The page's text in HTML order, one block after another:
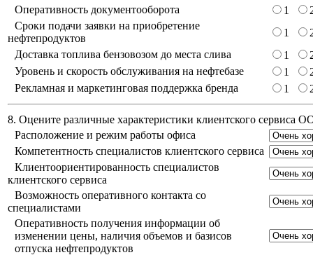
Оперативность документооборота
1
Сроки подачи заявки на приобретение
нефтепродуктов
1
Доставка топлива бензовозом до места слива
1
Уровень и скорость обслуживания на нефтебазе
1
Рекламная и маркетинговая поддержка бренда
1
8. Оцените различные характеристики клиентского сервиса
Расположение и режим работы офиса
Компетентность специалистов клиентского сервиса
Клиентоориентированность специалистов
клиентского сервиса
Возможность оперативного контакта со
специалистами
Оперативность получения информации об
изменении цены, наличия объемов и базисов
отпуска нефтепродуктов